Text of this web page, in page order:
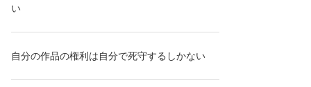
い
自分の作品の権利は自分で死守するしかない